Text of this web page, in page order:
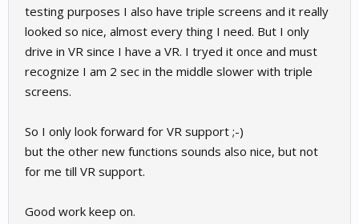
testing purposes I also have triple screens and it really
looked so nice, almost every thing I need. But I only
drive in VR since I have a VR. I tryed it once and must
recognize I am 2 sec in the middle slower with triple
screens.
So I only look forward for VR support ;-)
but the other new functions sounds also nice, but not
for me till VR support.
Good work keep on.